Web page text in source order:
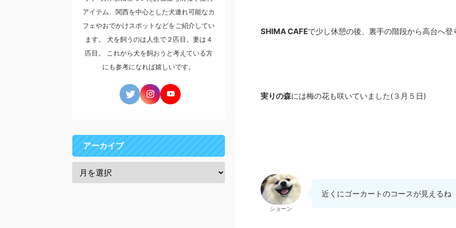
SHIMA CAFEで少し休憩の後、裏手の階段から高台へ登
実りの森には梅の花も咲いていました(３月５日)
ショーン
近くにゴーカートのコースが見えるね
アイテム、関西を中心とした犬連れ可能なカ
フェやおでかけスポットなどをご紹介してい
ます。 犬を飼うのは人生で２匹目。妻は４
匹目。 これから犬を飼おうと考えている方
にも参考になれば嬉しいです。
アーカイブ